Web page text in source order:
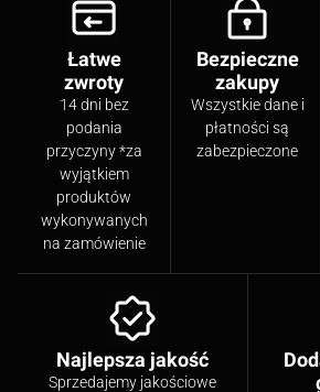
Łatwe
zwroty
14 dni bez
podania
przyczyny *za
wyjątkiem
produktów
wykonywanych
na zamówienie
Bezpieczne
zakupy
Wszystkie dane i
płatności są
zabezpieczone
Najlepsza jakość
Sprzedajemy jakościowe